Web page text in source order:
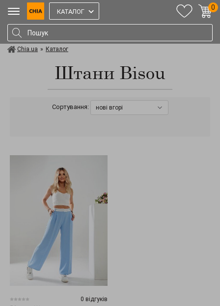
КАТАЛОГ
0
Chia.ua » Каталог
Штани Bisou
Сортування: нові вгорі
0 відгуків